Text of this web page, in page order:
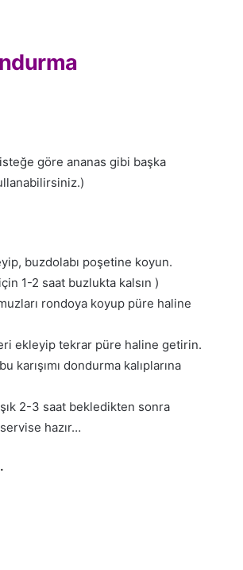
göre ananas gibi başka
buzdolabı poşetine koyun.
1-2 saat buzlukta kalsın )
rondoya koyup püre haline
ekleyip tekrar püre haline getirin.
karışımı dondurma kalıplarına
2-3 saat bekledikten sonra
hazır…